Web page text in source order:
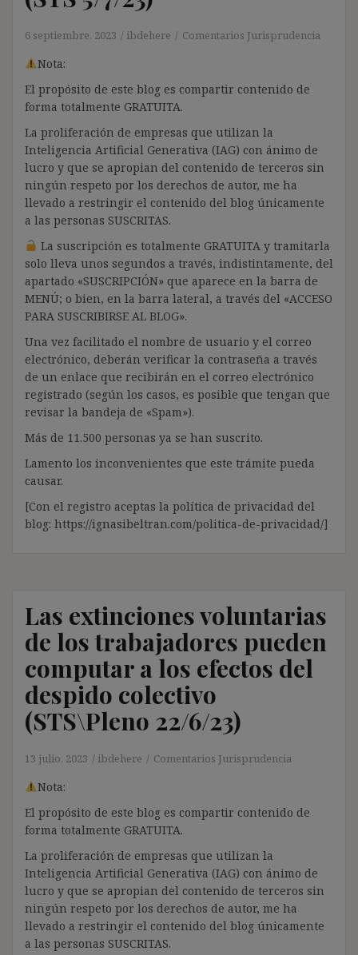
6 septiembre, 2023 ibdehere Comentarios Jurisprudencia
Nota:
El propósito de este blog es compartir contenido de
forma totalmente GRATUITA.
La proliferación de empresas que utilizan la
Inteligencia Artificial Generativa (IAG) con ánimo de
lucro y que se apropian del contenido de terceros sin
ningún respeto por los derechos de autor, me ha
llevado a restringir el contenido del blog únicamente
a las personas SUSCRITAS.
La suscripción es totalmente GRATUITA y tramitarla
solo lleva unos segundos a través, indistintamente, del
apartado «SUSCRIPCIÓN» que aparece en la barra de
MENÚ; o bien, en la barra lateral, a través del «ACCESO
PARA SUSCRIBIRSE AL BLOG».
Una vez facilitado el nombre de usuario y el correo
electrónico, deberán verificar la contraseña a través
de un enlace que recibirán en el correo electrónico
registrado (según los casos, es posible que tengan que
revisar la bandeja de «Spam»).
Más de 11.500 personas ya se han suscrito.
Lamento los inconvenientes que este trámite pueda
causar.
[Con el registro aceptas la política de privacidad del
blog: https://ignasibeltran.com/politica-de-privacidad/]
Las extinciones voluntarias
de los trabajadores pueden
computar a los efectos del
despido colectivo
(STS\Pleno 22/6/23)
13 julio, 2023 ibdehere Comentarios Jurisprudencia
Nota:
El propósito de este blog es compartir contenido de
forma totalmente GRATUITA.
La proliferación de empresas que utilizan la
Inteligencia Artificial Generativa (IAG) con ánimo de
lucro y que se apropian del contenido de terceros sin
ningún respeto por los derechos de autor, me ha
llevado a restringir el contenido del blog únicamente
a las personas SUSCRITAS.